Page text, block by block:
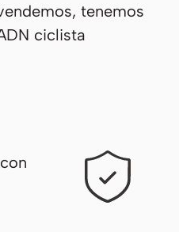
tenemos
ciclista